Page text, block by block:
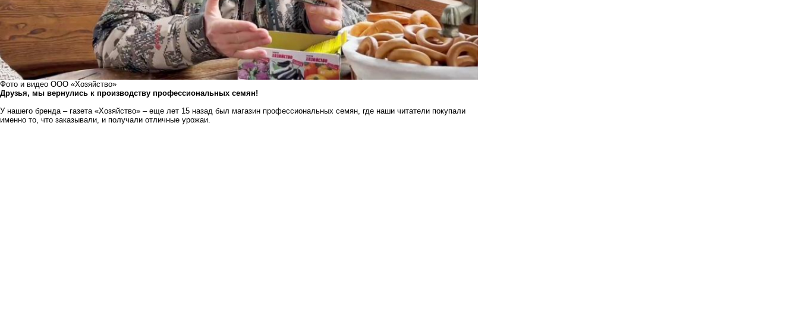
Фото и видео ООО «Хозяйство»
Друзья, мы вернулись к производству профессиональных семян!
У нашего бренда – газета «Хозяйство» – еще лет 15 назад был магазин профессиональных семян, где наши читатели покупали
именно то, что заказывали, и получали отличные урожаи.